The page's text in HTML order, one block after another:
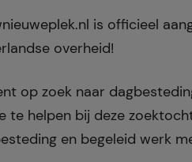
is officieel
overheid!
op zoek naar
te helpen bij deze
en begeleid werk